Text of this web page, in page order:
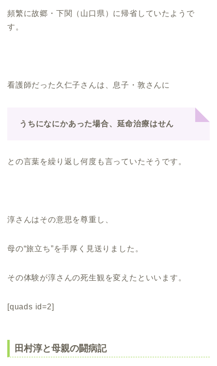
頻繁に故郷・下関（山口県）に帰省していたようで
す。
看護師だった久仁子さんは、息子・敦さんに
うちになにかあった場合、延命治療はせん
との言葉を繰り返し何度も言っていたそうです。
淳さんはその意思を尊重し、
母の“旅立ち”を手厚く見送りました。
その体験が淳さんの死生観を変えたといいます。
[quads id=2]
田村淳と母親の闘病記